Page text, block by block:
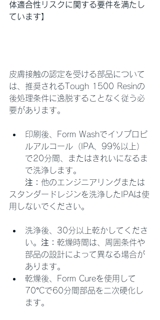
体適合性リスクに関する要件を満たし
ています】
皮膚接触の認定を受ける部品について
は、推奨されるTough 1500 Resinの
後処理条件に逸脱することなく従う必
要があります。
印刷後、Form Washでイソプロピ
ルアルコール（IPA、99％以上）
で20分間、またはきれいになるま
で洗浄します。
注： 他のエンジニアリングまたは
スタンダードレジンを洗浄したIPAは使
用しないでください。
洗浄後、30分以上乾かしてくださ
い。 注： 乾燥時間は、周囲条件や
部品の設計によって異なる場合が
あります。
乾燥後、Form Cureを使用して
70°Cで60分間部品を二次硬化し
ます。